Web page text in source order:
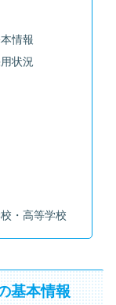
情報
状況
・高等学校
基本情報